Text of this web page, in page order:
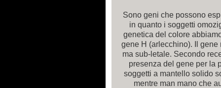
Sono geni che possono
in quanto i soggetti
genetica del colore
gene H (arlecchino). Il
ma sub-letale. Secondo
presenza del gene per la
soggetti a mantello solido
mentre man mano che